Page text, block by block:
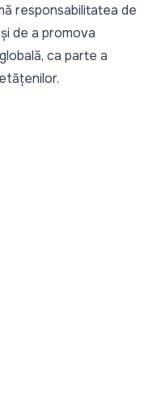
responsabilitatea de
de a promova
ca parte a